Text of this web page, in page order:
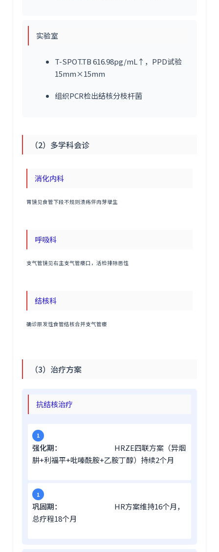
实验室
T-SPOT.TB 616.98pg/mL↑，PPD试验
15mm×15mm
组织PCR检出结核分枝杆菌
（2）多学科会诊
消化内科
胃镜见食管下段不规则溃疡伴肉芽增生
呼吸科
支气管镜见右主支气管瘘口，活检排除恶性
结核科
确诊原发性食管结核合并支气管瘘
（3）治疗方案
抗结核治疗
强化期：
HRZE四联方案（异烟
肼+利福平+吡嗪酰胺+乙胺丁醇）持续2个月
巩固期：
HR方案维持16个月，
总疗程18个月